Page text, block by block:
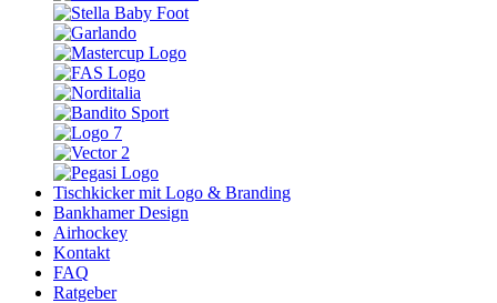
Tischkicker mit Logo & Branding
Bankhamer Design
Airhockey
Kontakt
FAQ
Ratgeber